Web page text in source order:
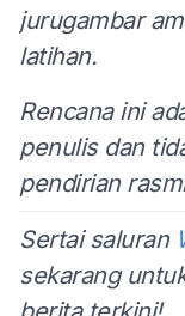
jurugambar
latihan.
Rencana ini
penulis dan
pendirian
Sertai saluran
sekarang